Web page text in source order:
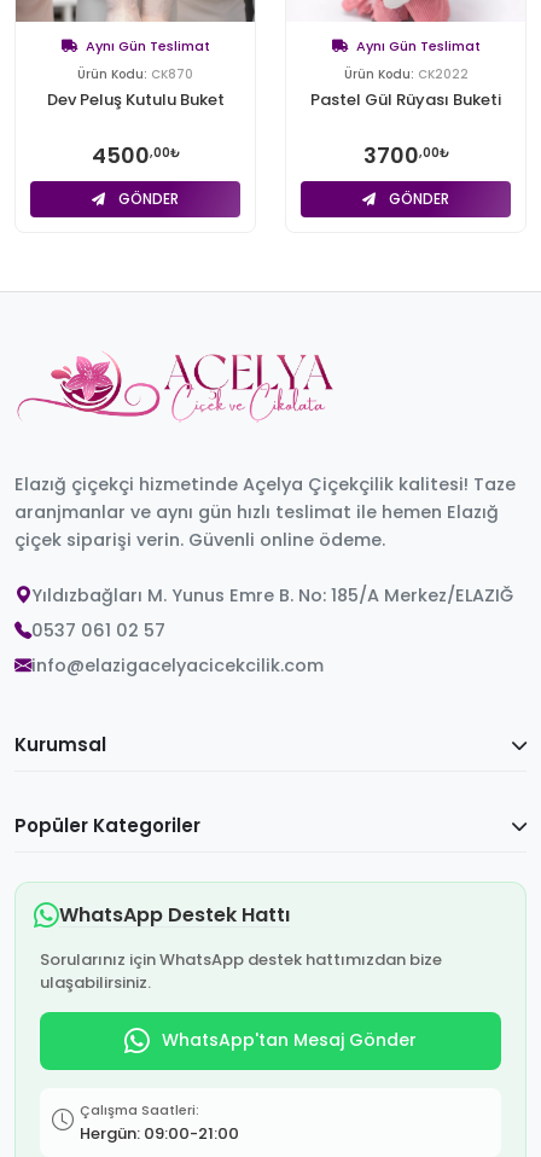
Aynı Gün Teslimat
Ürün Kodu: CK870
Dev Peluş Kutulu Buket
4500,00₺
GÖNDER
Aynı Gün Teslimat
Ürün Kodu: CK2022
Pastel Gül Rüyası Buketi
3700,00₺
GÖNDER
Elazığ çiçekçi hizmetinde Açelya Çiçekçilik kalitesi! Taze
aranjmanlar ve aynı gün hızlı teslimat ile hemen Elazığ
çiçek siparişi verin. Güvenli online ödeme.
Yıldızbağları M. Yunus Emre B. No: 185/A Merkez/ELAZIĞ
0537 061 02 57
info@elazigacelyacicekcilik.com
Kurumsal
Popüler Kategoriler
WhatsApp Destek Hattı
Sorularınız için WhatsApp destek hattımızdan bize
ulaşabilirsiniz.
WhatsApp'tan Mesaj Gönder
Çalışma Saatleri:
Hergün: 09:00-21:00